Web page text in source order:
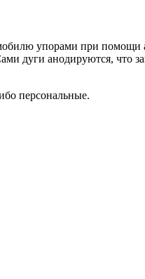
упорами при помощи
дуги анодируются, что
персональные.